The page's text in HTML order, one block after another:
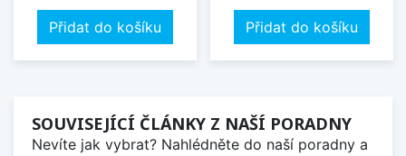
Přidat do košíku Přidat do košíku
SOUVISEJÍCÍ ČLÁNKY Z NAŠÍ PORADNY
Nevíte jak vybrat? Nahlédněte do naší poradny a